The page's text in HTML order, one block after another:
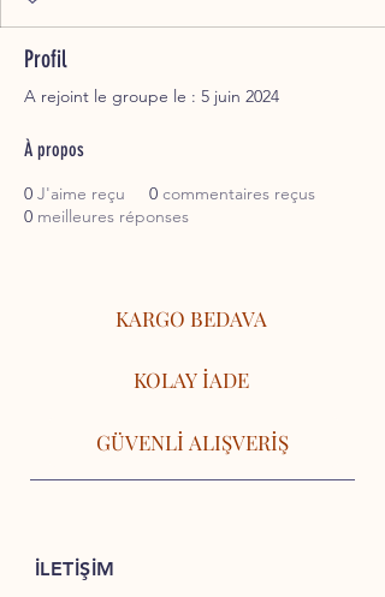
Profil
A rejoint le groupe le : 5 juin 2024
À propos
0 J'aime reçu 0 commentaires reçus
0 meilleures réponses
KARGO BEDAVA
KOLAY İADE
GÜVENLİ ALIŞVERİŞ
İLETİŞİM